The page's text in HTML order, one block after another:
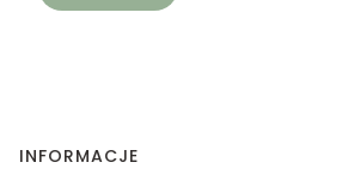
Linki w stopce
INFORMACJE